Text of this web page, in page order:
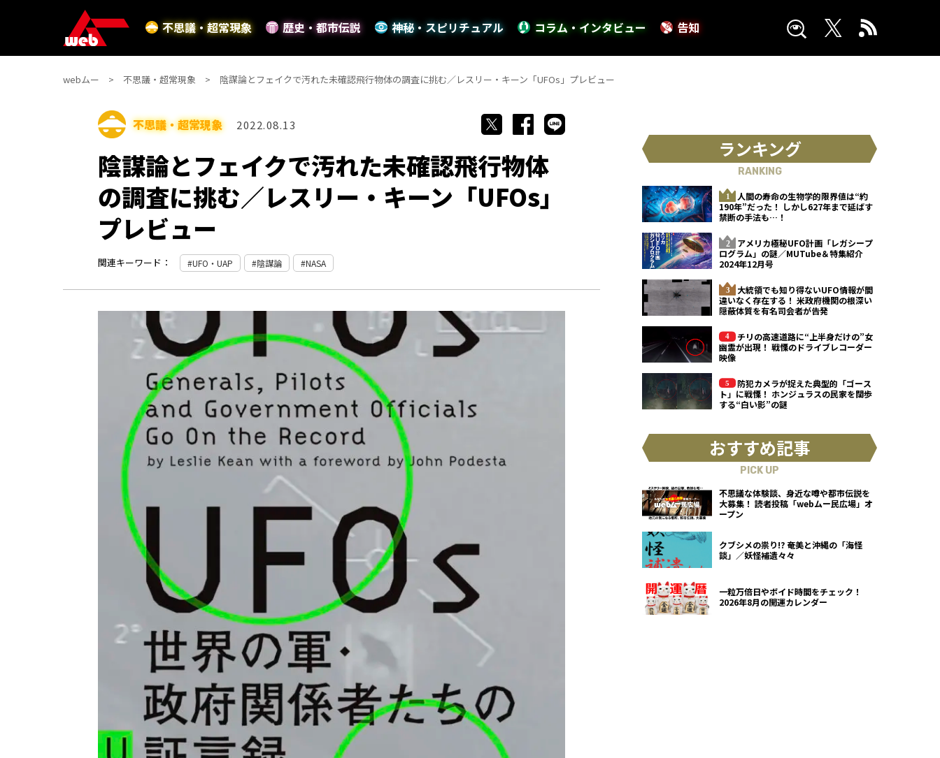
不思議・超常現象 歴史・都市伝説 神秘・スピリチュアル コラム・インタビュー 告知
webムー 不思議・超常現象 陰謀論とフェイクで汚れた未確認飛行物体の調査に挑む／レスリー・キーン「UFOs」プレビュー
不思議・超常現象 2022.08.13
陰謀論とフェイクで汚れた未確認飛行物体
の調査に挑む／レスリー・キーン「UFOs」
プレビュー
関連キーワード： UFO・UAP 陰謀論 NASA
ランキング
RANKING
人間の寿命の生物学的限界値は“約
190年”だった！ しかし627年まで延ばす
禁断の手法も…！
アメリカ極秘UFO計画「レガシープ
ログラム」の謎／MUTube＆特集紹介
2024年12月号
大統領でも知り得ないUFO情報が間
違いなく存在する！ 米政府機関の根深い
隠蔽体質を有名司会者が告発
チリの高速道路に“上半身だけの”女
幽霊が出現！ 戦慄のドライブレコーダー
映像
防犯カメラが捉えた典型的「ゴース
ト」に戦慄！ ホンジュラスの民家を闊歩
する“白い影”の謎
おすすめ記事
PICK UP
不思議な体験談、身近な噂や都市伝説を
大募集！ 読者投稿「webムー民広場」オ
ープン
クブシメの祟り!? 奄美と沖縄の「海怪
談」／妖怪補遺々々
一粒万倍日やボイド時間をチェック！
2026年8月の開運カレンダー